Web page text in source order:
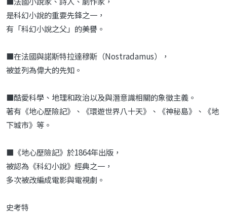
是科幻小說的重要先鋒之一，
有「科幻小說之父」的美譽。
■在法國與諾斯特拉達穆斯（Nostradamus），
被並列為偉大的先知。
■酷愛科學、地理和政治以及與潛意識相關的象徵主義。
著有《地心歷險記》、《環遊世界八十天》、《神秘島》、《地
下城市》等。
■《地心歷險記》於1864年出版，
被認為《科幻小說》經典之一，
多次被改編成電影與電視劇。
史考特